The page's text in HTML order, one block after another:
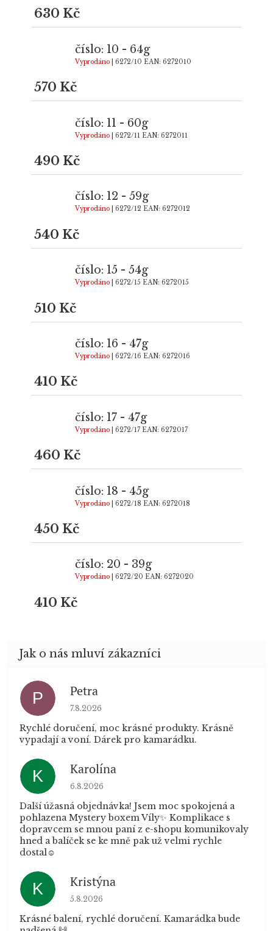
630 Kč
číslo: 10 - 64g
Vyprodáno | 6272/10EAN: 6272010
570 Kč
číslo: 11 - 60g
Vyprodáno | 6272/11EAN: 6272011
490 Kč
číslo: 12 - 59g
Vyprodáno | 6272/12EAN: 6272012
540 Kč
číslo: 15 - 54g
Vyprodáno | 6272/15EAN: 6272015
510 Kč
číslo: 16 - 47g
Vyprodáno | 6272/16EAN: 6272016
410 Kč
číslo: 17 - 47g
Vyprodáno | 6272/17EAN: 6272017
460 Kč
číslo: 18 - 45g
Vyprodáno | 6272/18 EAN: 6272018
450 Kč
číslo: 20 - 39g
Vyprodáno | 6272/20EAN: 6272020
410 Kč
P Petra
Hodnocení obchodu je 5 z 5 hvězdiček.
7.8.2026
Rychlé doručení, moc krásné produkty. Krásně
vypadají a voní. Dárek pro kamarádku.
K Karolína
Hodnocení obchodu je 5 z 5 hvězdiček.
6.8.2026
Další úžasná objednávka! Jsem moc spokojená a
pohlazena Mystery boxem Víly✨ Komplikace s
dopravcem se mnou paní z e-shopu komunikovaly
hned a balíček se ke mně pak už velmi rychle
dostal☺️
K Kristýna
Hodnocení obchodu je 5 z 5 hvězdiček.
5.8.2026
Krásné balení, rychlé doručení. Kamarádka bude